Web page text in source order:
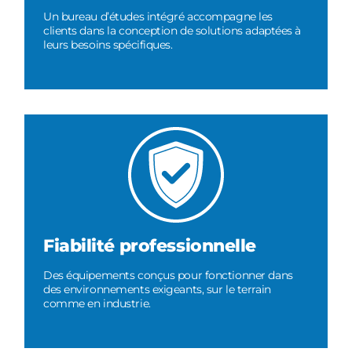
Un bureau d’études intégré accompagne les
clients dans la conception de solutions adaptées à
leurs besoins spécifiques.
Fiabilité professionnelle
Des équipements conçus pour fonctionner dans
des environnements exigeants, sur le terrain
comme en industrie.